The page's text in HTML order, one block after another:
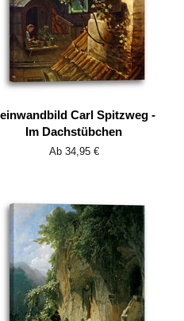
Carl Spitzweg -
Im Dachstübchen
Ab 34,95 €